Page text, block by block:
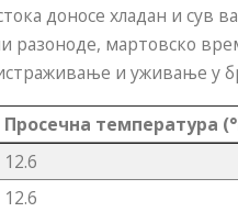
доносе хладан и сув
разоноде, мартовско
и уживање у
Просечна температура
12.6
12.6